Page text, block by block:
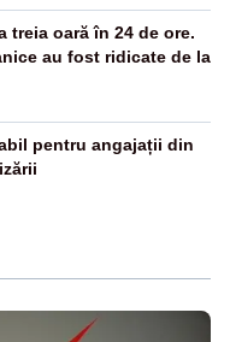
treia oară în 24 de ore.
au fost ridicate de la
pentru angajații din